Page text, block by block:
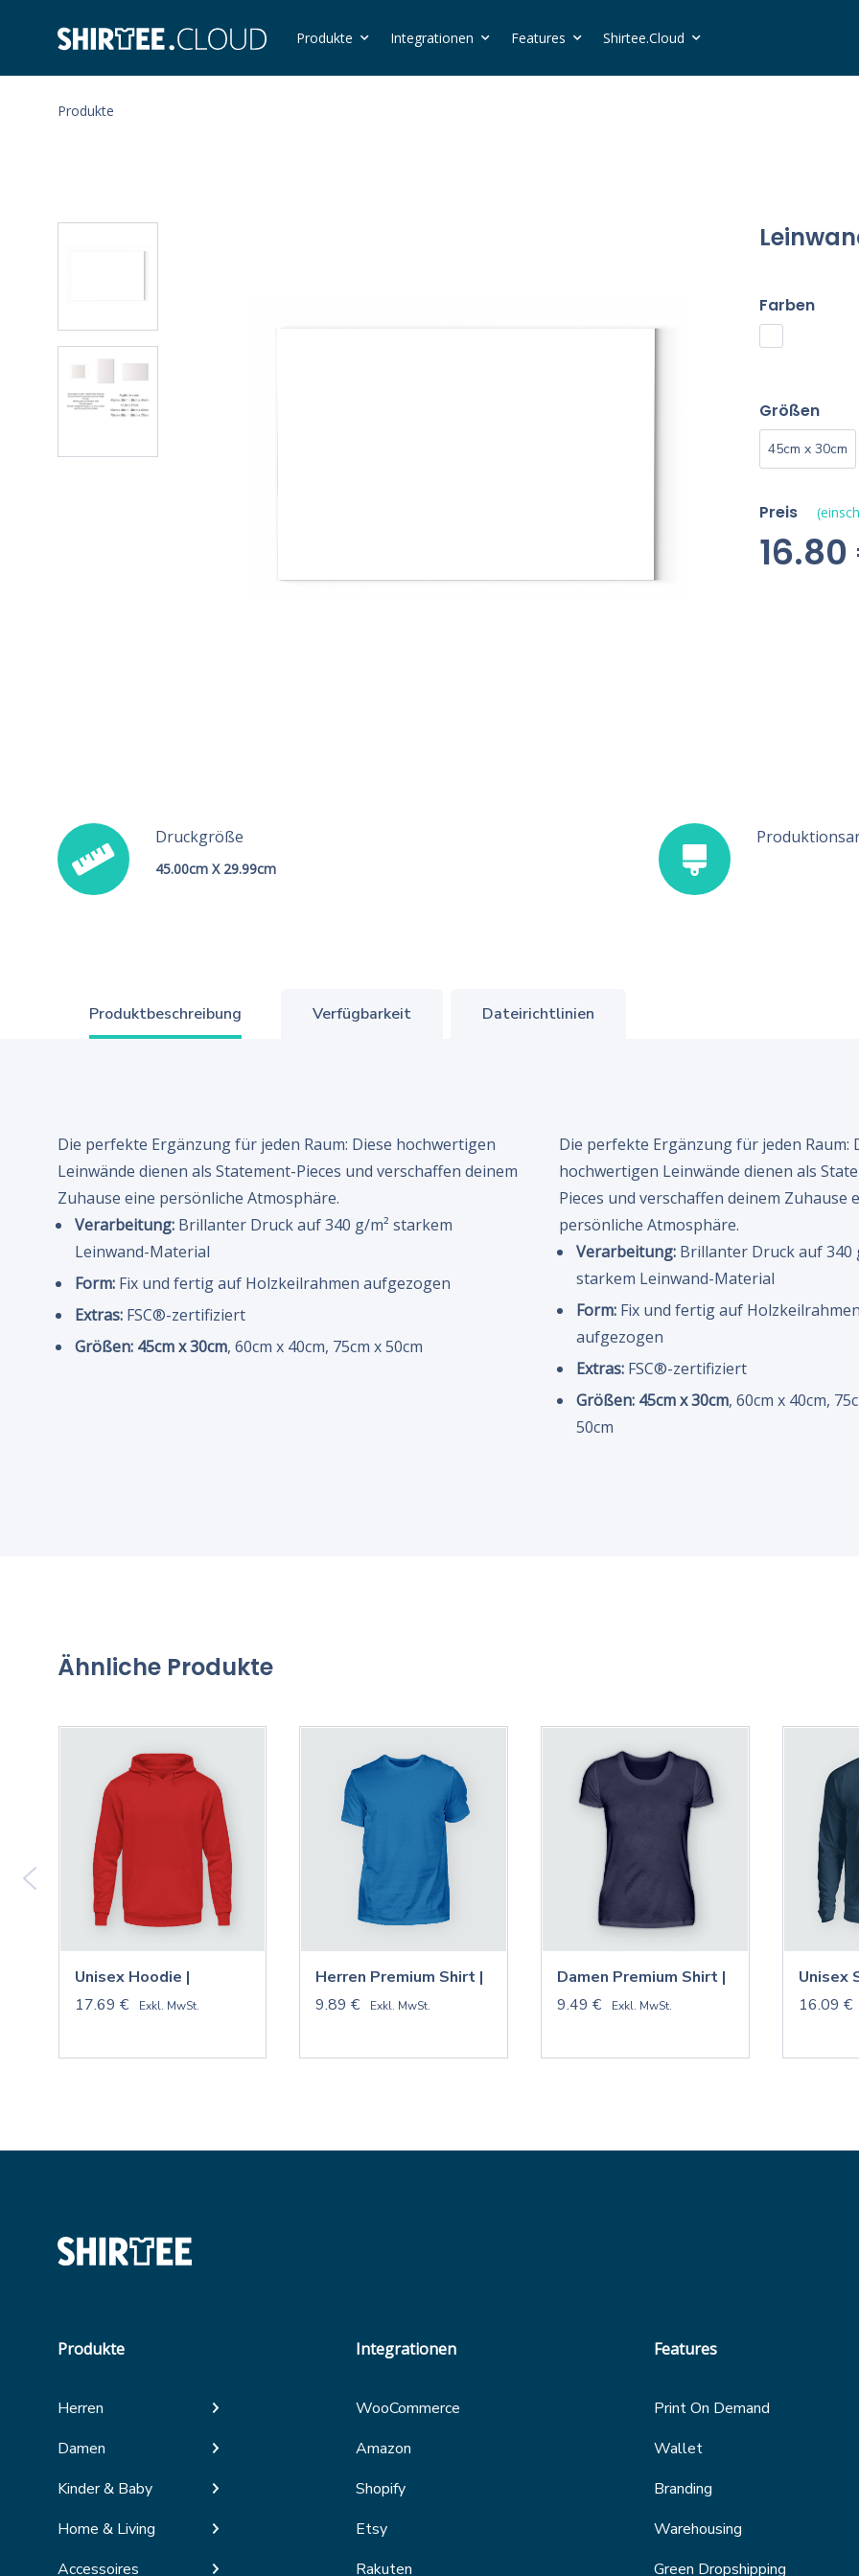
Produkte Integrationen Features Shirtee.Cloud
Produkte
Farben
Größen
45cm x 30cm
Preis
Druckgröße
45.00cm X 29.99cm
Produktbeschreibung
Die perfekte Ergänzung für jeden Raum: Diese hochwertigen
Leinwände dienen als Statement-Pieces und verschaffen deinem
Zuhause eine persönliche Atmosphäre.
Verarbeitung: Brillanter Druck auf 340 g/m² starkem
Leinwand-Material
Form: Fix und fertig auf Holzkeilrahmen aufgezogen
Extras: FSC®-zertifiziert
Größen: 45cm x 30cm, 60cm x 40cm, 75cm x 50cm
Die perfekte Ergänzung für jeden Raum:
hochwertigen Leinwände dienen als
Pieces und verschaffen deinem Zuhause
persönliche Atmosphäre.
Verarbeitung:Brillanter Druck auf 340
starkem Leinwand-Material
Form:Fix und fertig auf Holzkeilrahmen
aufgezogen
Extras:FSC®-zertifiziert
Größen: 45cm x 30cm, 60cm x 40cm,
50cm
Verfügbarkeit Dateirichtlinien
Ähnliche Produkte
Unisex Hoodie |
17.69 €
Exkl. MwSt.
Herren Premium Shirt |
9.89 €
Exkl. MwSt.
Damen Premium Shirt |
9.49 €
Exkl. MwSt.
Unisex
16.09 €
Produkte
Herren
Damen
Kinder & Baby
Home & Living
Accessoires
Integrationen
WooCommerce
Amazon
Shopify
Etsy
Rakuten
Features
Print On Demand
Wallet
Branding
Warehousing
Green Dropshipping